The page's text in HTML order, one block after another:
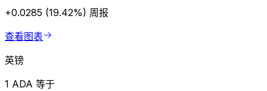
+0.0285 (19.42%) 周报
查看图表
英镑
1 ADA 等于